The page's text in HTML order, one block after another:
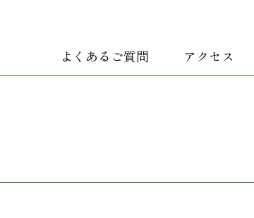
よくあるご質問 アクセス